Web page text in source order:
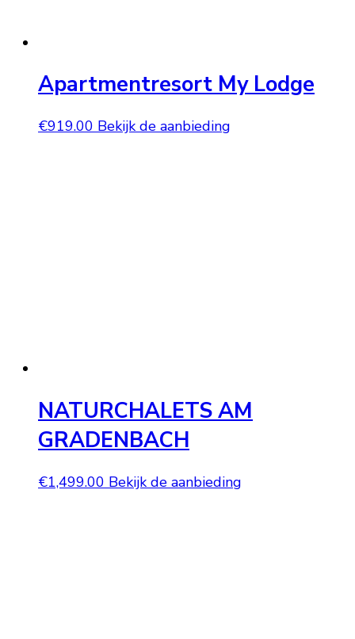
Apartmentresort My Lodge
€919.00 Bekijk de aanbieding
NATURCHALETS AM
GRADENBACH
€1,499.00 Bekijk de aanbieding